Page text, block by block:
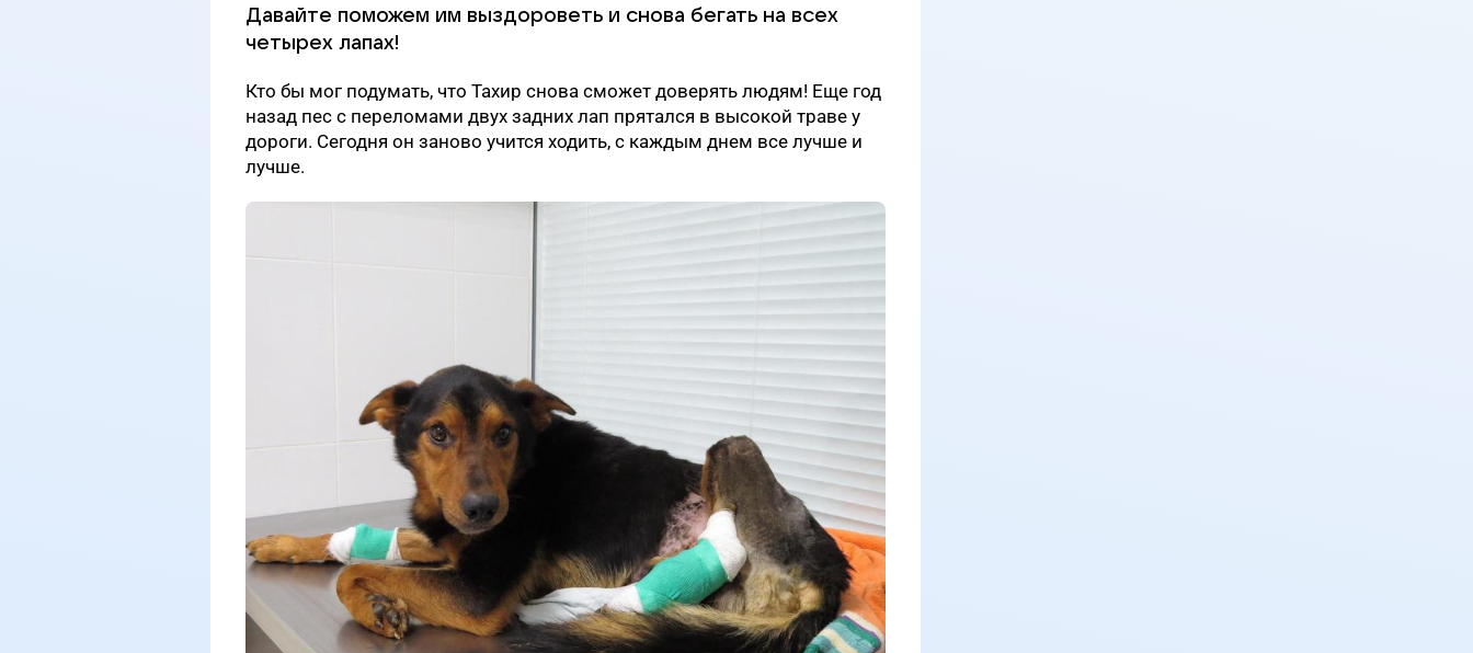
Давайте поможем им выздороветь и снова бегать на всех
четырех лапах!
Кто бы мог подумать, что Тахир снова сможет доверять людям! Еще год
назад пес с переломами двух задних лап прятался в высокой траве у
дороги. Сегодня он заново учится ходить, с каждым днем все лучше и
лучше.